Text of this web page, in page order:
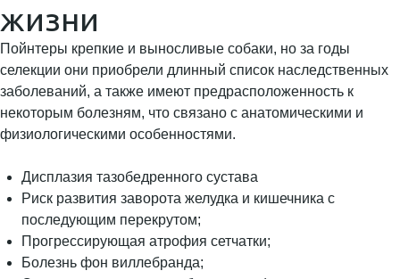
жизни
Пойнтеры крепкие и выносливые собаки, но за годы
селекции они приобрели длинный список наследственных
заболеваний, а также имеют предрасположенность к
некоторым болезням, что связано с анатомическими и
физиологическими особенностями.
Дисплазия тазобедренного сустава
Риск развития заворота желудка и кишечника с
последующим перекрутом;
Прогрессирующая атрофия сетчатки;
Болезнь фон виллебранда;